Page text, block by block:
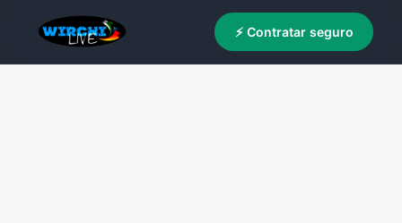
⚡ Contratar seguro